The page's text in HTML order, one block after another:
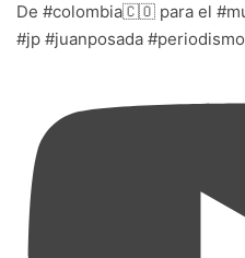
De #colombia🇨🇴 para el
#jp #juanposada